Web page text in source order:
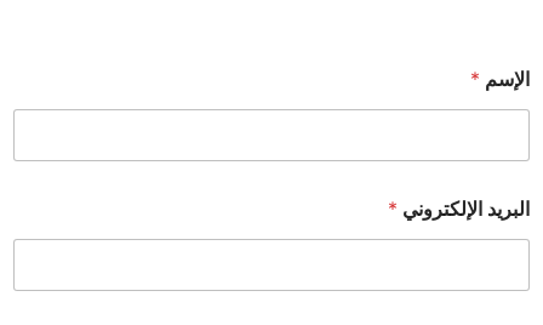
الإسم *
البريد الإلكتروني *